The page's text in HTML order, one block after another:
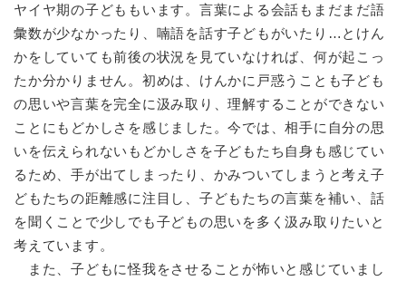
ヤイヤ期の子どももいます。言葉による会話もまだまだ語
彙数が少なかったり、喃語を話す子どもがいたり…とけん
かをしていても前後の状況を見ていなければ、何が起こっ
たか分かりません。初めは、けんかに戸惑うことも子ども
の思いや言葉を完全に汲み取り、理解することができない
ことにもどかしさを感じました。今では、相手に自分の思
いを伝えられないもどかしさを子どもたち自身も感じてい
るため、手が出てしまったり、かみついてしまうと考え子
どもたちの距離感に注目し、子どもたちの言葉を補い、話
を聞くことで少しでも子どもの思いを多く汲み取りたいと
考えています。
また、子どもに怪我をさせることが怖いと感じていまし